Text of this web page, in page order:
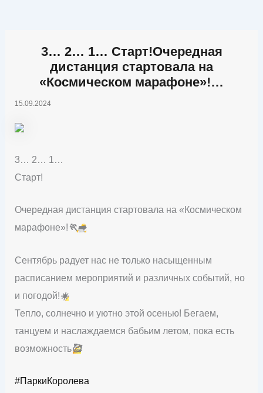
3… 2… 1… Старт!Очередная
дистанция стартовала на
«Космическом марафоне»!‍…
15.09.2024
3… 2… 1…
Старт!
Очередная дистанция стартовала на «Космическом
марафоне»!🏃‍➡️
Сентябрь радует нас не только насыщенным
расписанием мероприятий и различных событий, но
и погодой!☀️
Тепло, солнечно и уютно этой осенью! Бегаем,
танцуем и наслаждаемся бабьим летом, пока есть
возможность🥰
#ПаркиКоролева